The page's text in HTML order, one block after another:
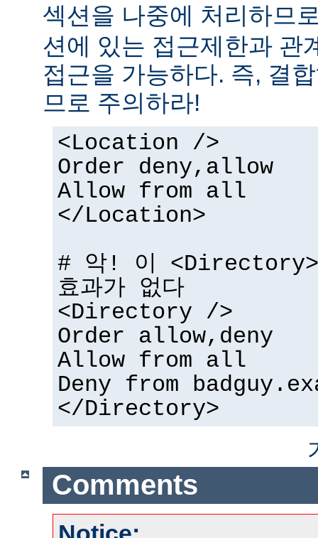
섹션을 나중에 처리하므
션에 있는 접근제한과 관
접근을 가능하다. 즉, 결
므로 주의하라!
<Location />
Order deny,allow
Allow from all
</Location>
# 악! 이 <Directory>
효과가 없다
<Directory />
Order allow,deny
Allow from all
Deny from
</Directory>
Comments